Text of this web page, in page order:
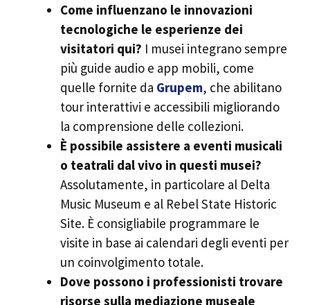
Come influenzano le innovazioni
tecnologiche le esperienze dei
visitatori qui? I musei integrano sempre
più guide audio e app mobili, come
quelle fornite da Grupem, che abilitano
tour interattivi e accessibili migliorando
la comprensione delle collezioni.
È possibile assistere a eventi musicali
o teatrali dal vivo in questi musei?
Assolutamente, in particolare al Delta
Music Museum e al Rebel State Historic
Site. È consigliabile programmare le
visite in base ai calendari degli eventi per
un coinvolgimento totale.
Dove possono i professionisti trovare
risorse sulla mediazione museale